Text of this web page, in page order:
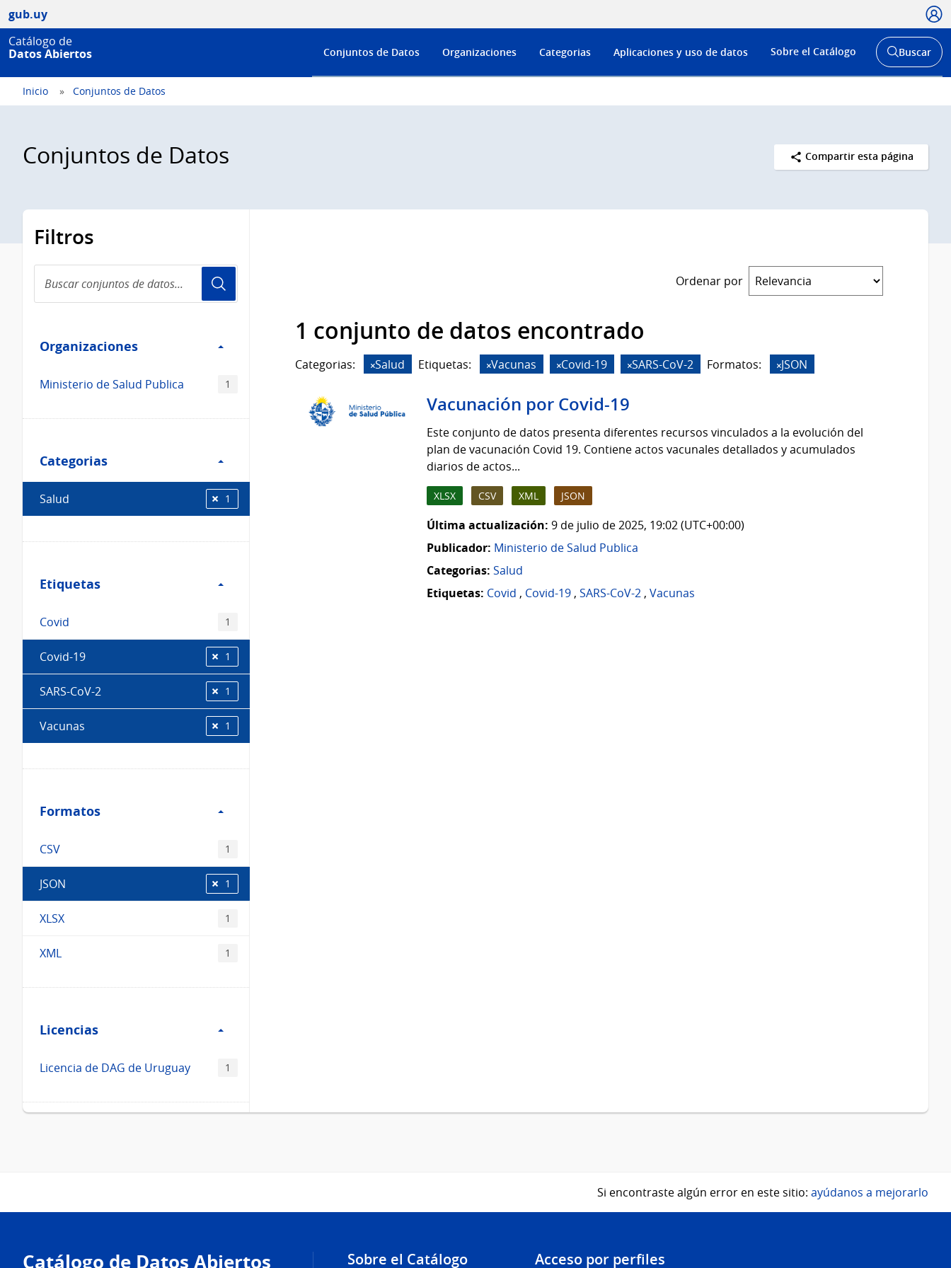
gub.uy
Catálogo de
Datos Abiertos
Menú
de
Conjuntos de Datos Organizaciones Categorias Aplicaciones y uso de datos Sobre el Catálogo
Abrir
buscador
Buscar
Inicio Conjuntos de Datos
Conjuntos de Datos Compartir esta página
Filtros
conjuntos
de
Organizaciones
Organizaciones
Ministerio de Salud Publica 1
Categorias
Categorias
Salud 1
Etiquetas
Etiquetas
Covid 1
Covid-19 1
SARS-CoV-2 1
Vacunas 1
Formatos
Formatos
CSV 1
JSON 1
XLSX 1
XML 1
Licencias
Licencias
Licencia de DAG de Uruguay 1
Ordenar por
1 conjunto de datos encontrado
Categorias: Salud Etiquetas: Vacunas Covid-19 SARS-CoV-2 Formatos: JSON
Vacunación por Covid-19
Este conjunto de datos presenta diferentes recursos vinculados a la evolución del
plan de vacunación Covid 19. Contiene actos vacunales detallados y acumulados
diarios de actos...
XLSX CSV XML JSON
Última actualización: 9 de julio de 2025, 19:02 (UTC+00:00)
Publicador: Ministerio de Salud Publica
Categorias: Salud
Etiquetas: Covid , Covid-19, SARS-CoV-2, Vacunas
Si encontraste algún error en este sitio: ayúdanos a mejorarlo
Catálogo de Datos Abiertos Sobre el Catálogo Acceso por perfiles